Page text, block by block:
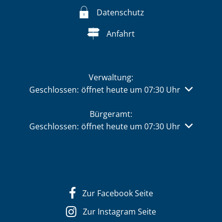
Datenschutz
Anfahrt
Verwaltung:
Klicken, um weitere Öffnungs- oder Schließzeiten
Geschlossen: öffnet heute um 07:30 Uhr
Bürgeramt:
Klicken, um weitere Öffnungs- oder Schließzeiten
Geschlossen: öffnet heute um 07:30 Uhr
Zur Facebook Seite
Zur Instagram Seite